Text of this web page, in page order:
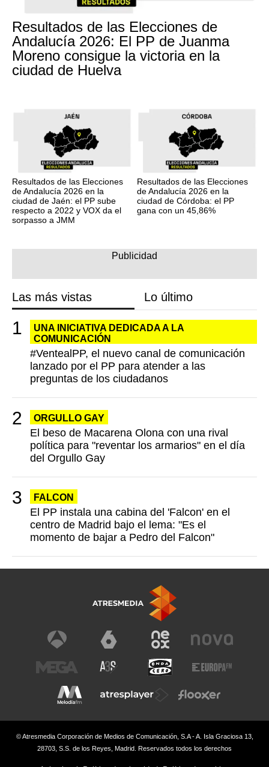
Resultados de las Elecciones de
Andalucía 2026: El PP de Juanma
Moreno consigue la victoria en la
ciudad de Huelva
Resultados de las Elecciones
de Andalucía 2026 en la
ciudad de Jaén: el PP sube
respecto a 2022 y VOX da el
sorpasso a JMM
Resultados de las Elecciones
de Andalucía 2026 en la
ciudad de Córdoba: el PP
gana con un 45,86%
Las más vistas Lo último
UNA INICIATIVA DEDICADA A LA
COMUNICACIÓN
#VentealPP, el nuevo canal de comunicación
lanzado por el PP para atender a las
preguntas de los ciudadanos
ORGULLO GAY
El beso de Macarena Olona con una rival
política para "reventar los armarios" en el día
del Orgullo Gay
FALCON
El PP instala una cabina del 'Falcon' en el
centro de Madrid bajo el lema: "Es el
momento de bajar a Pedro del Falcon"
© Atresmedia Corporación de Medios de Comunicación, S.A - A. Isla Graciosa 13,
28703, S.S. de los Reyes, Madrid. Reservados todos los derechos